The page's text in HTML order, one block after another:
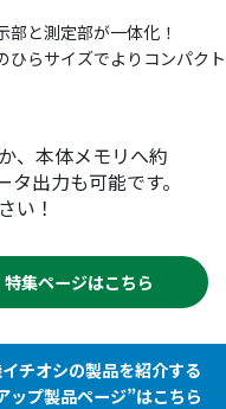
と測定部が一体化！
らサイズでよりコンパク
、本体メモリへ約
出力も可能です。
い！
集ページはこちら
チオシの製品を紹介する
ップ製品ページ”はこちら